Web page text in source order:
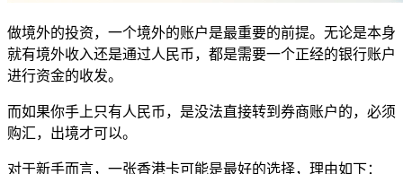
做境外的投资，一个境外的账户是最重要的前提。无论是本身
就有境外收入还是通过人民币，都是需要一个正经的银行账户
进行资金的收发。
而如果你手上只有人民币，是没法直接转到券商账户的，必须
购汇，出境才可以。
对于新手而言，一张香港卡可能是最好的选择，理由如下：